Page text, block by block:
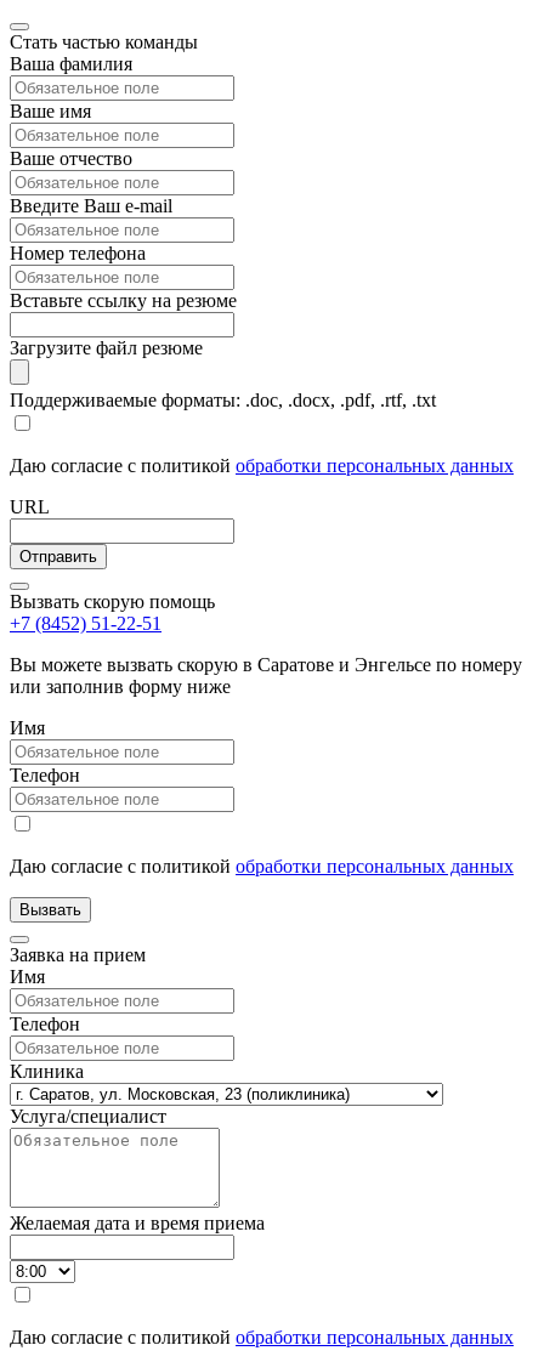
Стать частью команды
Ваша фамилия
Ваше имя
Ваше отчество
Введите Ваш e-mail
Номер телефона
Вставьте ссылку на резюме
Загрузите файл резюме
Поддерживаемые форматы: .doc, .docx, .pdf, .rtf, .txt
Даю согласие с политикой обработки персональных данных
URL
Вызвать скорую помощь
+7 (8452) 51-22-51
Вы можете вызвать скорую в Саратове и Энгельсе по номеру
или заполнив форму ниже
Имя
Телефон
Даю согласие с политикой обработки персональных данных
Заявка на прием
Имя
Телефон
Клиника
Услуга/специалист
Желаемая дата и время приема
Даю согласие с политикой обработки персональных данных